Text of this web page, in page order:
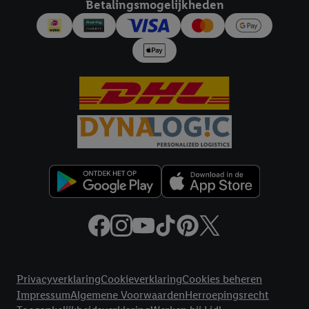
Betalingsmogelijkheden
PrivacyverklaringCookieverklaringCookies beheren
ImpressumAlgemene VoorwaardenHerroepingsrecht